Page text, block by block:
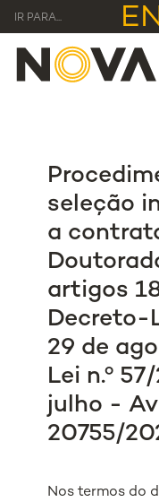
IR PARA...
seleção
a
artigos
Decreto-
29 de
Lei n.º
julho -
20755/
Nos termos do